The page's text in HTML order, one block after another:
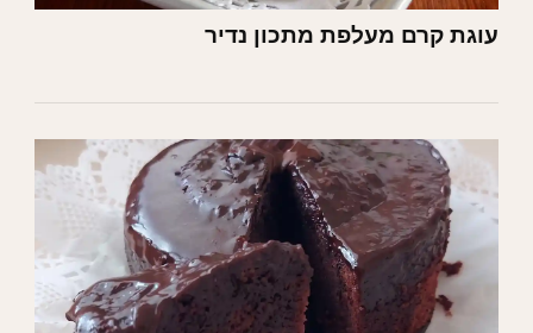
עוגת קרם מעלפת מתכון נדיר